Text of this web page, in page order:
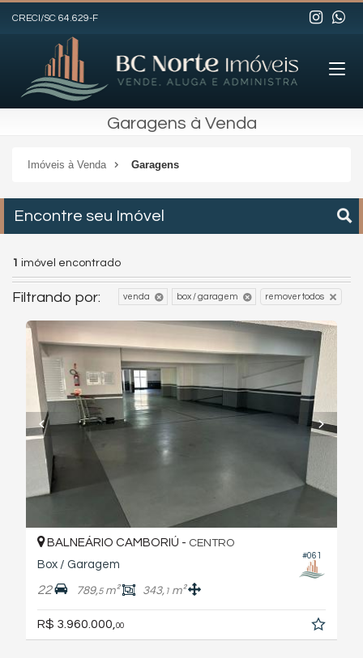
CRECI/SC 64.629-F
Garagens à Venda
Imóveis à Venda Garagens
Encontre seu Imóvel
1 imóvel encontrado
Filtrando por: venda box / garagem remover todos
#061
BALNEÁRIO CAMBORIÚ - CENTRO
Box / Garagem
22 789,5m² 343,1m²
R$ 3.960.000, 00